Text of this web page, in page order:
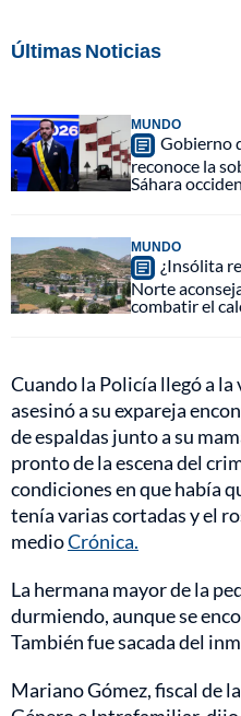
Últimas Noticias
MUNDO
Gobierno
reconoce la
Sáhara
MUNDO
¿Insólita
Norte
combatir el
Cuando la Policía llegó a
asesinó a su expareja
de espaldas junto a su
pronto de la escena del
condiciones en que había
tenía varias cortadas y el
medioCrónica.
La hermana mayor de la
durmiendo, aunque se
También fue sacada del
Mariano Gómez, fiscal de